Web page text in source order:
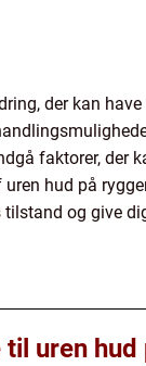
der kan
faktorer,
hud på
og give
uren hud